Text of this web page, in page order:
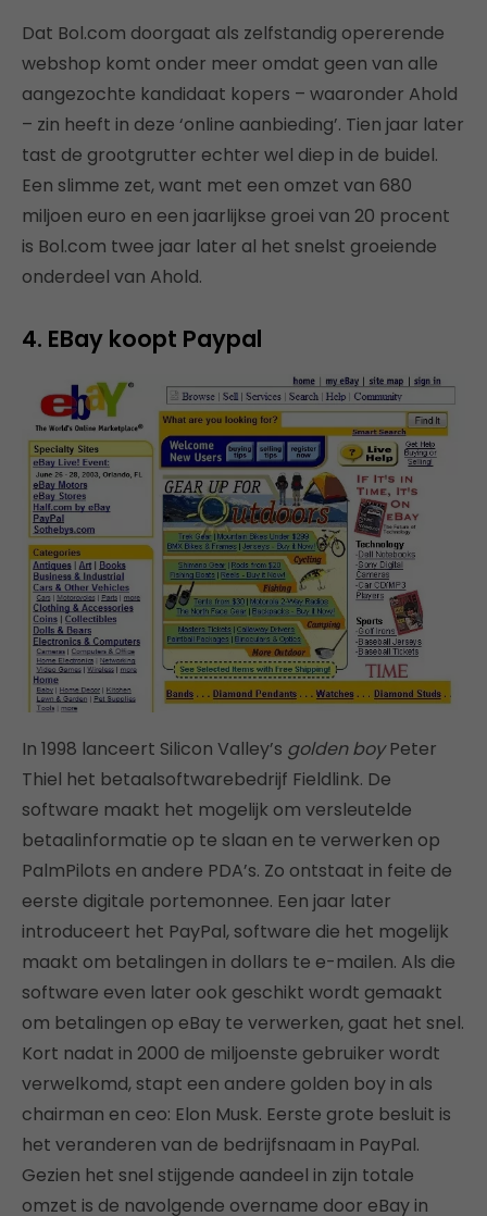
Dat Bol.com doorgaat als zelfstandig opererende
webshop komt onder meer omdat geen van alle
aangezochte kandidaat kopers – waaronder Ahold
– zin heeft in deze ‘online aanbieding’. Tien jaar later
tast de grootgrutter echter wel diep in de buidel.
Een slimme zet, want met een omzet van 680
miljoen euro en een jaarlijkse groei van 20 procent
is Bol.com twee jaar later al het snelst groeiende
onderdeel van Ahold.
4. EBay koopt Paypal
In 1998 lanceert Silicon Valley’s golden boyPeter
Thiel het betaalsoftwarebedrijf Fieldlink. De
software maakt het mogelijk om versleutelde
betaalinformatie op te slaan en te verwerken op
PalmPilots en andere PDA’s. Zo ontstaat in feite de
eerste digitale portemonnee. Een jaar later
introduceert het PayPal, software die het mogelijk
maakt om betalingen in dollars te e-mailen. Als die
software even later ook geschikt wordt gemaakt
om betalingen op eBay te verwerken, gaat het snel.
Kort nadat in 2000 de miljoenste gebruiker wordt
verwelkomd, stapt een andere golden boy in als
chairman en ceo: Elon Musk. Eerste grote besluit is
het veranderen van de bedrijfsnaam in PayPal.
Gezien het snel stijgende aandeel in zijn totale
omzet is de navolgende overname door eBay in